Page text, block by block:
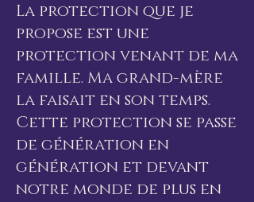
La protection que je
propose est une
protection venant de ma
famille. Ma grand-mère
la faisait en son temps.
Cette protection se passe
de génération en
génération et devant
notre monde de plus en